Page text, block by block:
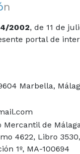
n
2002, de 11 de
portal de
Marbella,
de
4622, Libro
1º, MA-100694